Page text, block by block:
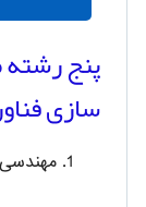
پنج رشته
سازی
مهندسی